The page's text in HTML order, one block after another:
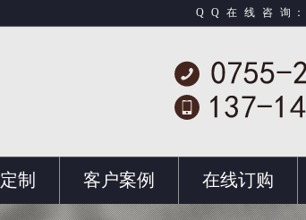
Q Q 在 线 咨 询：
制 客户案例 在线订购